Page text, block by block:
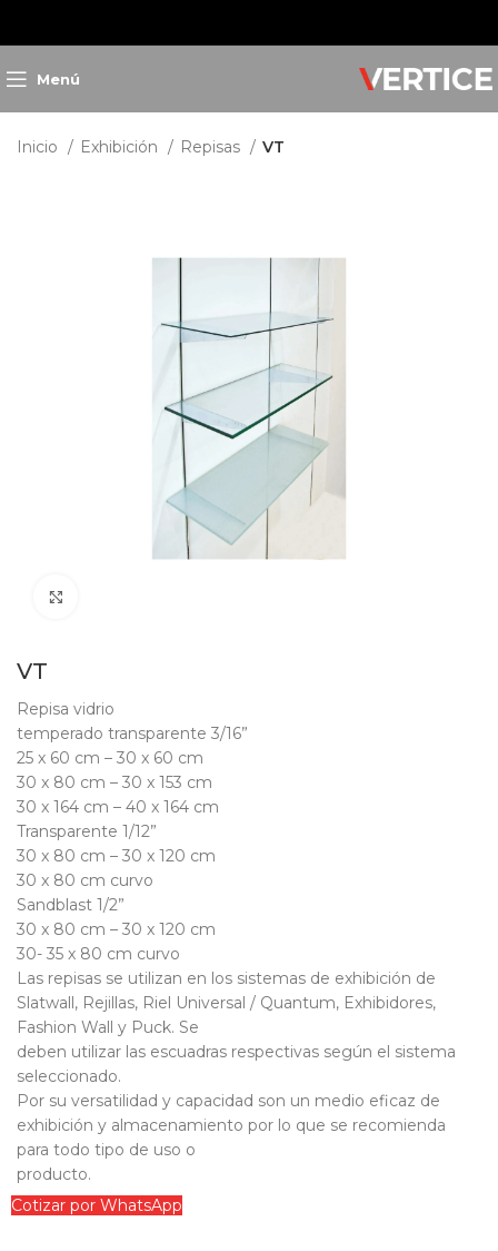
Menú
Inicio Exhibición Repisas VT
VT
Repisa vidrio
temperado transparente 3/16”
25 x 60 cm – 30 x 60 cm
30 x 80 cm – 30 x 153 cm
30 x 164 cm – 40 x 164 cm
Transparente 1/12”
30 x 80 cm – 30 x 120 cm
30 x 80 cm curvo
Sandblast 1/2”
30 x 80 cm – 30 x 120 cm
30- 35 x 80 cm curvo
Las repisas se utilizan en los sistemas de exhibición de
Slatwall, Rejillas, Riel Universal / Quantum, Exhibidores,
Fashion Wall y Puck. Se
deben utilizar las escuadras respectivas según el sistema
seleccionado.
Por su versatilidad y capacidad son un medio eficaz de
exhibición y almacenamiento por lo que se recomienda
para todo tipo de uso o
producto.
Cotizar por WhatsApp